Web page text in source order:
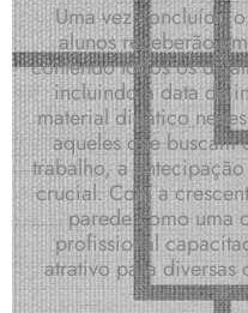
Uma vez concluído
alunos receberão
contendo todos os
incluindo a data de
material didático
aqueles que buscam
trabalho, a
crucial. Com a
parede como uma
profissional
atrativo para diversas